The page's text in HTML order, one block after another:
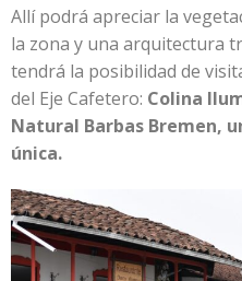
Allí podrá apreciar la
la zona y una arquitectura
tendrá la posibilidad de
del Eje Cafetero: Colina
Natural Barbas Bremen,
única.